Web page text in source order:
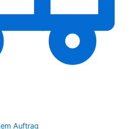
Auftrag